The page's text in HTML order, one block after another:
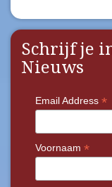
Schrijf je
Nieuws
Email Address *
Voornaam *